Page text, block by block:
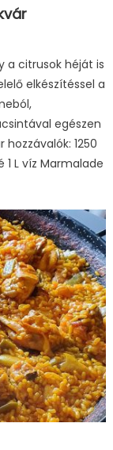
a citrusok héját is
elkészítéssel a
egészen
1250
L víz Marmalade